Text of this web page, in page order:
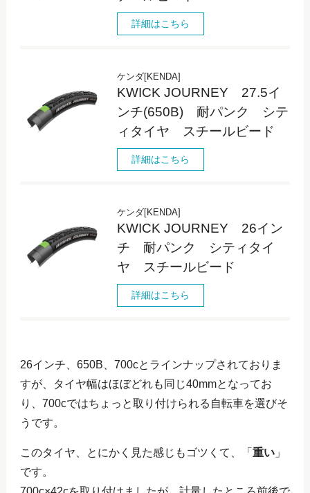
詳細はこちら
ケンダ[KENDA]
KWICK JOURNEY 27.5イ
ンチ(650B) 耐パンク シテ
ィタイヤ スチールビード
詳細はこちら
ケンダ[KENDA]
KWICK JOURNEY 26イン
チ 耐パンク シティタイ
ヤ スチールビード
詳細はこちら
26インチ、650B、700cとラインナップされておりま
すが、タイヤ幅はほぼどれも同じ40mmとなってお
り、700cではちょっと取り付けられる自転車を選びそ
うです。
このタイヤ、とにかく見た感じもゴツくて、「 重い」
です。